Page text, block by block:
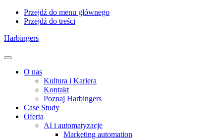
Przejdź do menu głównego
Przejdź do treści
Harbingers
Menu
O nas
Kultura i Kariera
Kontakt
Poznaj Harbingers
Case Study
Oferta
AI i automatyzacje
Marketing automation